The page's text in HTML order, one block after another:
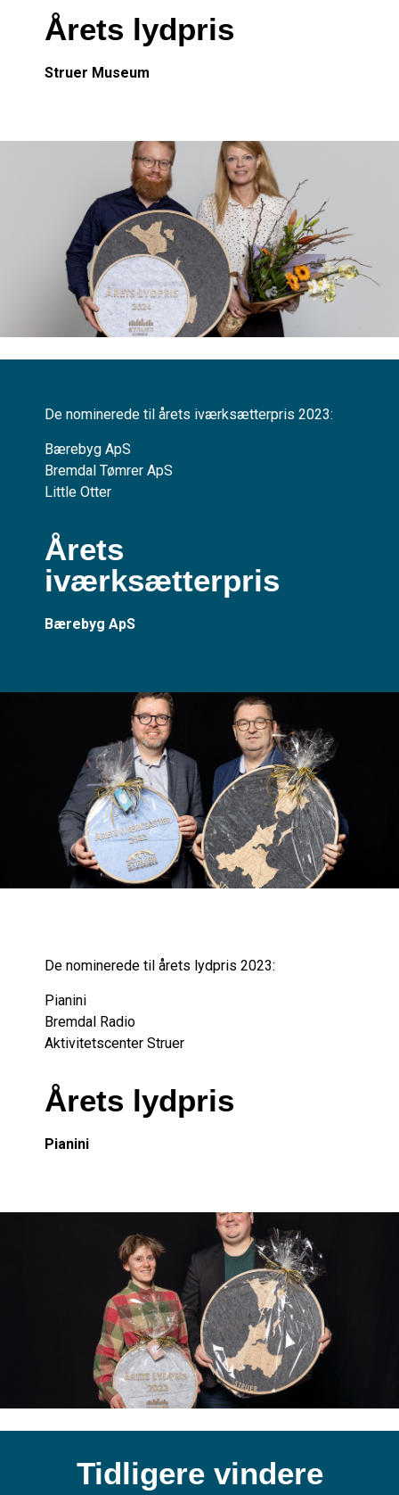
Årets lydpris
Struer Museum
De nominerede til årets iværksætterpris 2023:
Bærebyg ApS
Bremdal Tømrer ApS
Little Otter
Årets
iværksætterpris
Bærebyg ApS
De nominerede til årets lydpris 2023:
Pianini
Bremdal Radio
Aktivitetscenter Struer
Årets lydpris
Pianini
Tidligere vindere